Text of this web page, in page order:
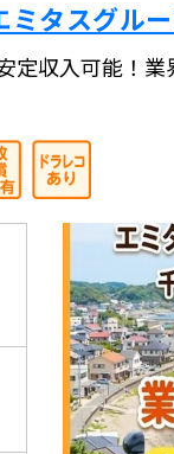
タスグルー
収入可能！